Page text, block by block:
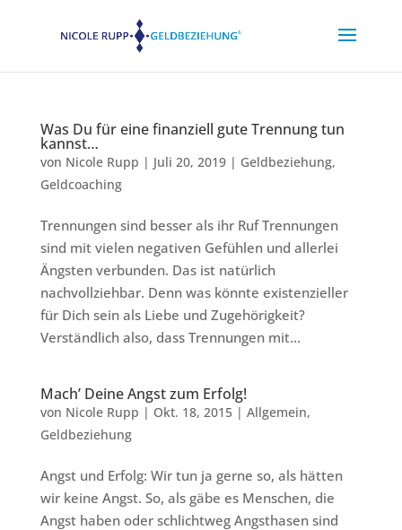
Was Du für eine finanziell gute Trennung tun
kannst…
von Nicole Rupp | Juli 20, 2019| Geldbeziehung,
Geldcoaching
Trennungen sind besser als ihr Ruf Trennungen
sind mit vielen negativen Gefühlen und allerlei
Ängsten verbunden. Das ist natürlich
nachvollziehbar. Denn was könnte existenzieller
für Dich sein als Liebe und Zugehörigkeit?
Verständlich also, dass Trennungen mit...
Mach’ Deine Angst zum Erfolg!
von Nicole Rupp | Okt. 18, 2015| Allgemein,
Geldbeziehung
Angst und Erfolg: Wir tun ja gerne so, als hätten
wir keine Angst. So, als gäbe es Menschen, die
Angst haben oder schlichtweg Angsthasen sind